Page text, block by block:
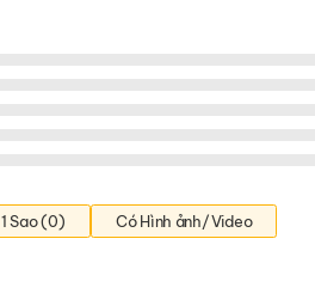
1 Sao (0) Có Hình ảnh/Video